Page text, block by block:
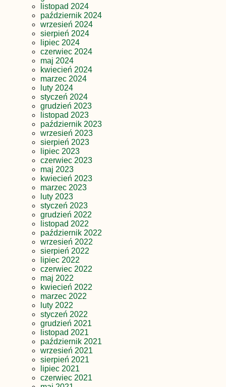
listopad 2024
październik 2024
wrzesień 2024
sierpień 2024
lipiec 2024
czerwiec 2024
maj 2024
kwiecień 2024
marzec 2024
luty 2024
styczeń 2024
grudzień 2023
listopad 2023
październik 2023
wrzesień 2023
sierpień 2023
lipiec 2023
czerwiec 2023
maj 2023
kwiecień 2023
marzec 2023
luty 2023
styczeń 2023
grudzień 2022
listopad 2022
październik 2022
wrzesień 2022
sierpień 2022
lipiec 2022
czerwiec 2022
maj 2022
kwiecień 2022
marzec 2022
luty 2022
styczeń 2022
grudzień 2021
listopad 2021
październik 2021
wrzesień 2021
sierpień 2021
lipiec 2021
czerwiec 2021